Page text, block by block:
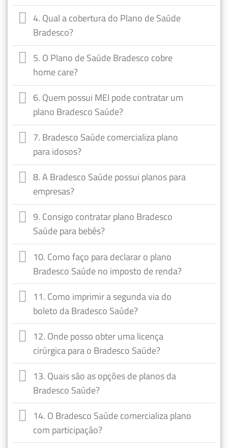
4. Qual a cobertura do Plano de Saúde
Bradesco?
5. O Plano de Saúde Bradesco cobre
home care?
6. Quem possui MEI pode contratar um
plano Bradesco Saúde?
7. Bradesco Saúde comercializa plano
para idosos?
8. A Bradesco Saúde possui planos para
empresas?
9. Consigo contratar plano Bradesco
Saúde para bebês?
10. Como faço para declarar o plano
Bradesco Saúde no imposto de renda?
11. Como imprimir a segunda via do
boleto da Bradesco Saúde?
12. Onde posso obter uma licença
cirúrgica para o Bradesco Saúde?
13. Quais são as opções de planos da
Bradesco Saúde?
14. O Bradesco Saúde comercializa plano
com participação?